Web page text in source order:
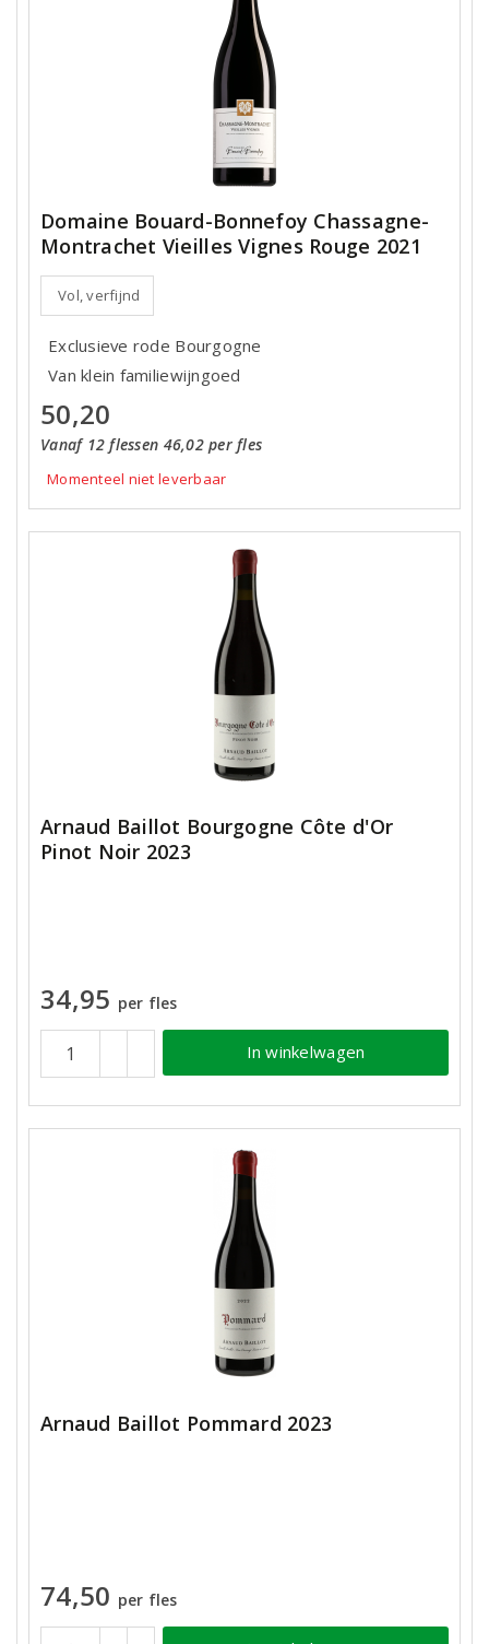
Domaine Bouard-Bonnefoy Chassagne-
Montrachet Vieilles Vignes Rouge 2021
Vol, verfijnd
Exclusieve rode Bourgogne
Van klein familiewijngoed
50,20
Vanaf 12 flessen 46,02 per fles
Momenteel niet leverbaar
Arnaud Baillot Bourgogne Côte d'Or
Pinot Noir 2023
34,95 per fles
In winkelwagen
Arnaud Baillot Pommard 2023
74,50 per fles